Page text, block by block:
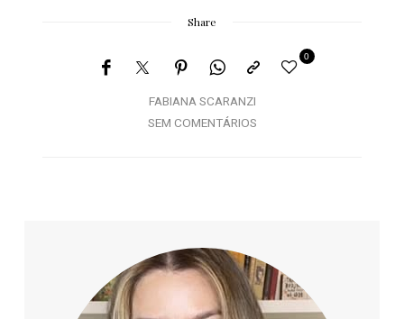
Share
FABIANA SCARANZI
0
SEM COMENTÁRIOS